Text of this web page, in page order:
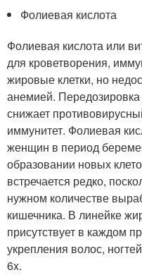
Фолиевая кислота
Фолиевая кислота или
для кроветворения,
жировые клетки, но
анемией. Передозировка
снижает
иммунитет. Фолиевая
женщин в период
образовании новых
встречается редко,
нужном количестве
кишечника. В линейке
присутствует в каждом
укрепления волос,
6x.